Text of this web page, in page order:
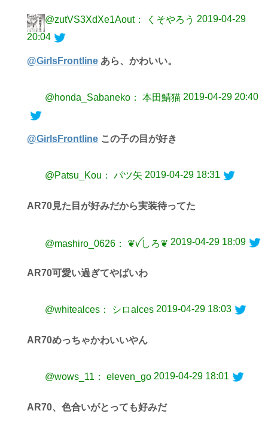
@zutVS3XdXe1Aout： くそやろう 2019-04-29
20:04
@GirlsFrontline あら、かわいい。
@honda_Sabaneko： 本田鯖猫 2019-04-29 20:40
@GirlsFrontline この子の目が好き
@Patsu_Kou： パツ矢 2019-04-29 18:31
AR70見た目が好みだから実装待ってた
@mashiro_0626： ❦ꪜしろ❦ 2019-04-29 18:09
AR70可愛い過ぎてやばいわ
@whitealces： シロalces 2019-04-29 18:03
AR70めっちゃかわいいやん
@wows_11： eleven_go 2019-04-29 18:01
AR70、色合いがとっても好みだ